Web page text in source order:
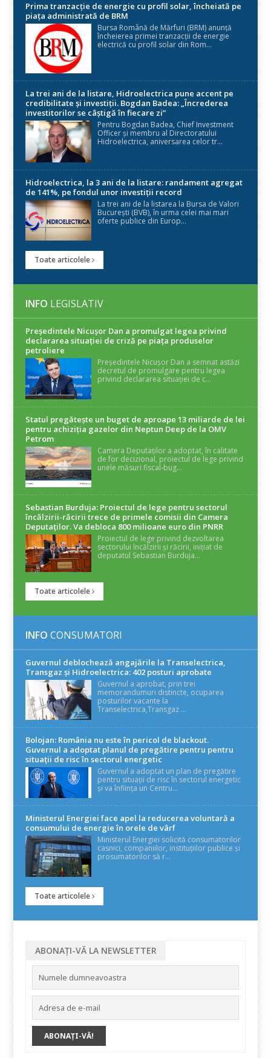
Prima tranzacție de energie cu profil solar, încheiată pe
piața administrată de BRM
Bursa Română de Mărfuri (BRM) anunță
încheierea primei tranzacții de energie
electrică cu profil solar din Rom...
La trei ani de la listare, Hidroelectrica pune accent pe
credibilitate și investiții. Bogdan Badea: „Încrederea
investitorilor se câștigă în fiecare zi”
Pentru Bogdan Badea, Chief Investment
Officer și membru al Directoratului
Hidroelectrica, aniversarea celor tr...
Hidroelectrica, la 3 ani de la listare: randament agregat
de 141%, pe fondul unor investiții record
La trei ani de la listarea la Bursa de Valori
București (BVB), în urma celei mai mari
oferte publice din Europ...
Toate articolele
INFO LEGISLATIV
Președintele Nicuşor Dan a promulgat legea privind
declararea situaţiei de criză pe piaţa produselor
petroliere
Președintele Nicușor Dan a semnat astăzi
decretul de promulgare pentru legea
privind declararea situației de c...
Statul pregătește un buget de aproape 13 miliarde de lei
pentru achiziția gazelor din Neptun Deep de la OMV
Petrom
Camera Deputaților a adoptat, în calitate
de for decizional, proiectul de lege privind
unele măsuri fiscal-bug...
Sebastian Burduja: Proiectul de lege pentru sectorul
încălzirii-răcirii trece de primele comisii din Camera
Deputaților. Va debloca 800 milioane euro din PNRR
Proiectul de lege privind dezvoltarea
sectorului încălzirii și răcirii, inițiat de
deputatul Sebastian Burduja...
Toate articolele
INFO CONSUMATORI
Guvernul deblochează angajările la Transelectrica,
Transgaz și Hidroelectrica: 402 posturi aprobate
Guvernul a aprobat, prin trei
memorandumuri distincte, ocuparea
posturilor vacante la
Transelectrica,Transgaz ...
Bolojan: România nu este în pericol de blackout.
Guvernul a adoptat planul de pregătire pentru pentru
situații de risc în sectorul energetic
Guvernul a adoptat un plan de pregătire
pentru situații de risc în sectorul energetic
și va înființa un Centru...
Ministerul Energiei face apel la reducerea voluntară a
consumului de energie în orele de vârf
Ministerul Energiei solicită consumatorilor
casnici, companiilor, instituțiilor publice și
prosumatorilor să r...
Toate articolele
ABONAȚI-VĂ LA NEWSLETTER